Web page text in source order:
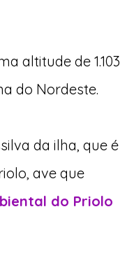
altitude de 1.103
do Nordeste.
da ilha, que é
ave que
do Priolo